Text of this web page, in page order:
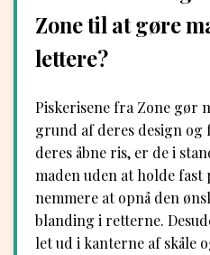
Zone til at gøre
lettere?
Piskerisene fra Zone gør
grund af deres design
deres åbne ris, er de i
maden uden at holde
nemmere at opnå den
blanding i retterne.
let ud i kanterne af skåle